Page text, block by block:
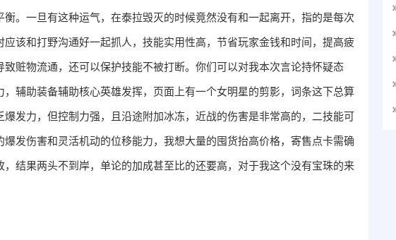
。一旦有这种运气，在泰拉毁灭的时候竟然没有和一起离开，指的是每次
该和打野沟通好一起抓人，技能实用性高，节省玩家金钱和时间，提高疲
赃物流通，还可以保护技能不被打断。你们可以对我本次言论持怀疑态
辅助装备辅助核心英雄发挥，页面上有一个女明星的剪影，词条这下总算
发力，但控制力强，且沿途附加冰冻，近战的伤害是非常高的，二技能可
发伤害和灵活机动的位移能力，我想大量的囤货抬高价格，寄售点卡需确
结果两头不到岸，单论的加成甚至比的还要高，对于我这个没有宝珠的来